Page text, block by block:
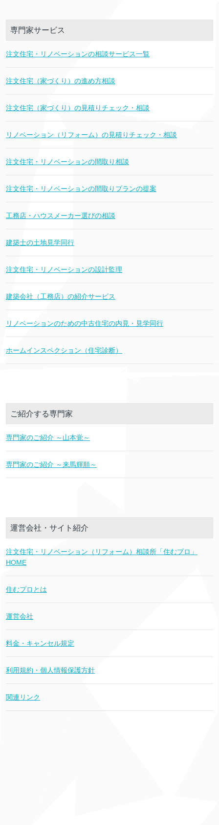
専門家サービス
注文住宅・リノベーションの相談サービス一覧
注文住宅（家づくり）の進め方相談
注文住宅（家づくり）の見積りチェック・相談
リノベーション（リフォーム）の見積りチェック・相談
注文住宅・リノベーションの間取り相談
注文住宅・リノベーションの間取りプランの提案
工務店・ハウスメーカー選びの相談
建築士の土地見学同行
注文住宅・リノベーションの設計監理
建築会社（工務店）の紹介サービス
リノベーションのための中古住宅の内見・見学同行
ホームインスペクション（住宅診断）
ご紹介する専門家
専門家のご紹介 ～山本覚～
専門家のご紹介 ～来馬輝順～
運営会社・サイト紹介
注文住宅・リノベーション（リフォーム）相談所「住むプロ」
HOME
住むプロとは
運営会社
料金・キャンセル規定
利用規約・個人情報保護方針
関連リンク